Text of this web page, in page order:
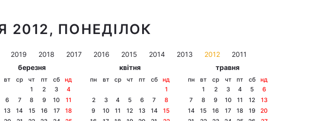
2012, ПОНЕДІЛОК
2019 2018 2017 2016 2015 2014 2013 2012
2011
березня
вт ср чт пт сб
нд
1
2 3
4
6 7 8 9 10
11
13 14 15 16 17
18
квітня
пн вт ср чт пт сб
нд
1
2
3 4 5 6 7
8
9
10 11 12 13 14
15
травня
пн вт ср чт пт сб
нд
1
2 3 4 5
6
7
8 9 10 11 12
13
14
15 16 17 18 19
20